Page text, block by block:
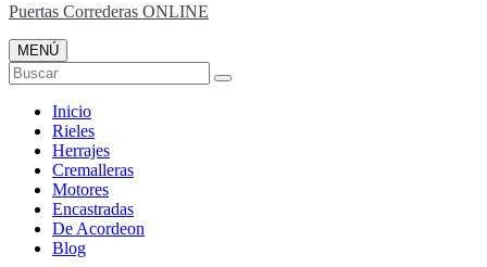
Puertas Correderas ONLINE
MENÚ
Buscar
Inicio
Rieles
Herrajes
Cremalleras
Motores
Encastradas
De Acordeon
Blog